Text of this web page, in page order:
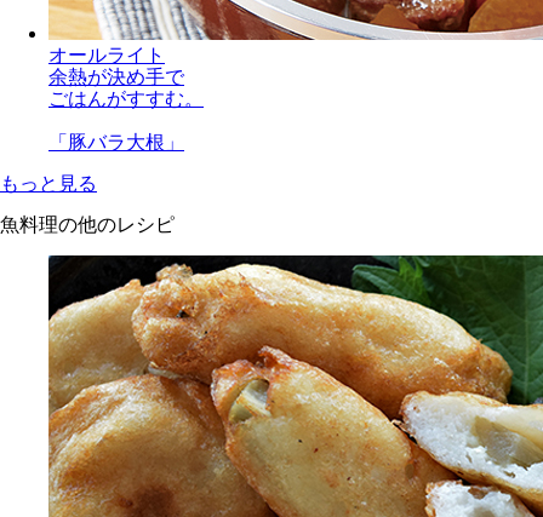
オールライト
余熱が決め手で
ごはんがすすむ。
「豚バラ大根」
もっと見る
魚料理の他のレシピ